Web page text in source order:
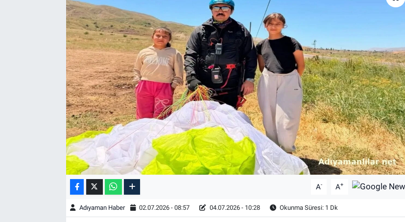
A- A+
Adıyaman Haber 02.07.2026 - 08:57 04.07.2026 - 10:28 Okunma Süresi: 1 Dk
Özel Haber
Kültür Sanat
BİLİM VE TEKNOLOJİ
Şambayat Haber